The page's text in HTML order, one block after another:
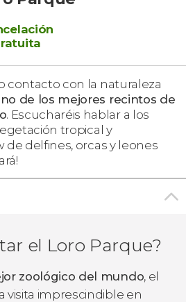
contacto con la naturaleza
de los mejores recintos de
. Escucharéis hablar a los
tropical y
de delfines, orcas y leones
el Loro Parque?
zoológico del mundo, el
visita imprescindible en